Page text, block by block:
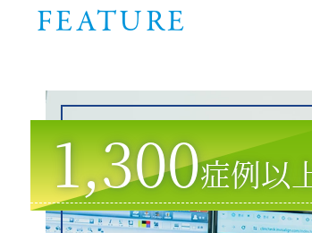
FEATURE
1,300症例以